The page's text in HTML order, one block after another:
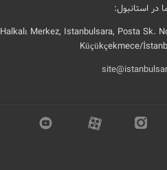
در استانبول:
Halkalı Merkez, Istanbulsara, Posta Sk.
Küçükçekmece/